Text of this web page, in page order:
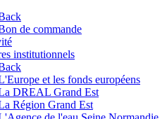
de commande
institutionnels
et les fonds européens
DREAL Grand Est
Région Grand Est